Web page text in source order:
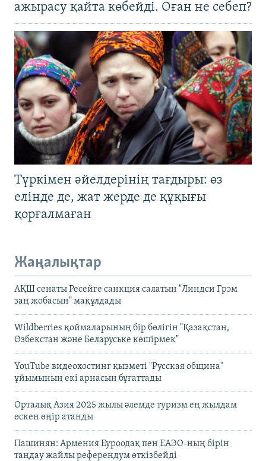
ажырасу қайта көбейді. Оған не себеп?
Түркімен әйелдерінің тағдыры: өз
елінде де, жат жерде де құқығы
қорғалмаған
Жаңалықтар
АҚШ сенаты Ресейге санкция салатын "Линдси Грэм
заң жобасын" мақұлдады
Wildberries қоймаларының бір бөлігін "Қазақстан,
Өзбекстан және Беларуське көшірмек"
YouTube видеохостинг қызметі "Русская община"
ұйымының екі арнасын бұғаттады
Орталық Азия 2025 жылы әлемде туризм ең жылдам
өскен өңір атанды
Пашинян: Армения Еуроодақ пен ЕАЭО-ның бірін
таңдау жайлы референдум өткізбейді